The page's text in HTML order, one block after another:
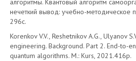
алгоритмы. Квантовый алгоритм
нечеткий вывод: учебно-методическое
296с.
Korenkov V.V., Reshetnikov A.G., Ulyanov
engineering. Background. Part 2. End-to-
quantum algorithms. M.: Kurs, 2021.416p.